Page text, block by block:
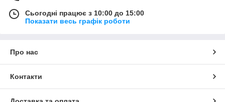
Сьогодні працює з 10:00 до 15:00
Показати весь графік роботи
Про нас
Контакти